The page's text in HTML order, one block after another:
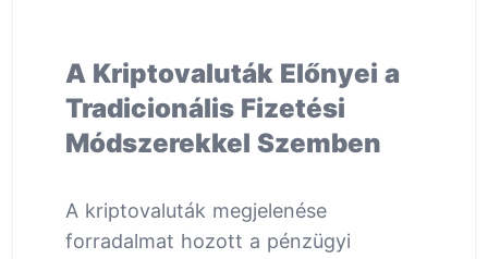
A Kriptovaluták Előnyei a
Tradicionális Fizetési
Módszerekkel Szemben
A kriptovaluták megjelenése
forradalmat hozott a pénzügyi